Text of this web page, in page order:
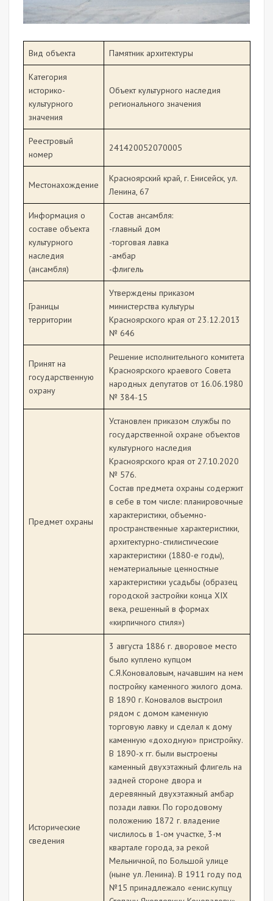
Вид объекта Памятник архитектуры
Категория
историко-
культурного
значения
Объект культурного наследия
регионального значения
Реестровый
номер
241420052070005
Местонахождение
Красноярский край, г. Енисейск, ул.
Ленина, 67
Информация о
составе объекта
культурного
наследия
(ансамбля)
Состав ансамбля:
-главный дом
-торговая лавка
-амбар
-флигель
Границы
территории
Утверждены приказом
министерства культуры
Красноярского края от 23.12.2013
№ 646
Принят на
государственную
охрану
Решение исполнительного комитета
Красноярского краевого Совета
народных депутатов от 16.06.1980
№ 384-15
Предмет охраны
Установлен приказом службы по
государственной охране объектов
культурного наследия
Красноярского края от 27.10.2020
№ 576.
Состав предмета охраны содержит
в себе в том числе: планировочные
характеристики, объемно-
пространственные характеристики,
архитектурно-стилистические
характеристики (1880-е годы),
нематериальные ценностные
характеристики усадьбы (образец
городской застройки конца XIX
века, решенный в формах
«кирпичного стиля»)
Исторические
сведения
3 августа 1886 г. дворовое место
было куплено купцом
С.Я.Коноваловым, начавшим на нем
постройку каменного жилого дома.
В 1890 г. Коновалов выстроил
рядом с домом каменную
торговую лавку и сделал к дому
каменную «доходную» пристройку.
В 1890-х гг. были выстроены
каменный двухэтажный флигель на
задней стороне двора и
деревянный двухэтажный амбар
позади лавки. По городовому
положению 1872 г. владение
числилось в 1-ом участке, 3-м
квартале города, за рекой
Мельничной, по Большой улице
(ныне ул. Ленина). В 1911 году под
№15 принадлежало «енис.купцу